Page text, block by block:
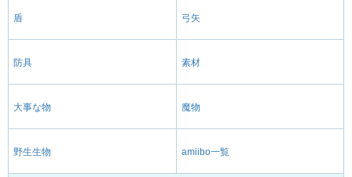
盾 弓矢
防具 素材
大事な物 魔物
野生生物 amiibo一覧